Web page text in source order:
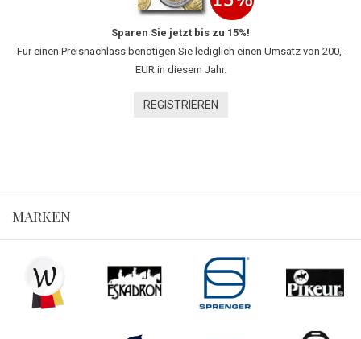
Sparen Sie jetzt bis zu 15%!
Für einen Preisnachlass benötigen Sie lediglich einen Umsatz von 200,-
EUR in diesem Jahr.
REGISTRIEREN
MARKEN